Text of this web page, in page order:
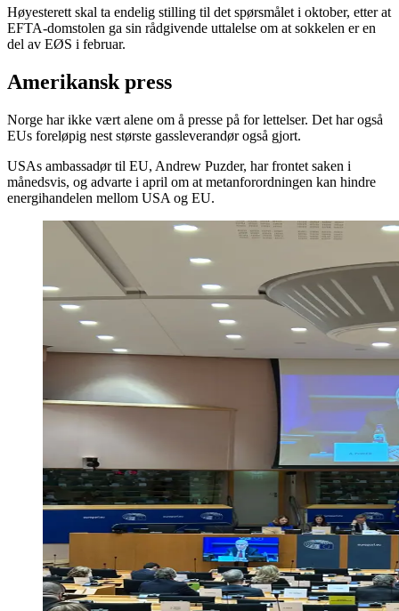
Høyesterett skal ta endelig stilling til det spørsmålet i oktober, etter at
EFTA-domstolen ga sin rådgivende uttalelse om at sokkelen er en
del av EØS i februar.
Amerikansk press
Norge har ikke vært alene om å presse på for lettelser. Det har også
EUs foreløpig nest største gassleverandør også gjort.
USAs ambassadør til EU, Andrew Puzder, har frontet saken i
månedsvis, og advarte i april om at metanforordningen kan hindre
energihandelen mellom USA og EU.